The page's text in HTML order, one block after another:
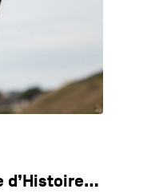
d’Histoire…